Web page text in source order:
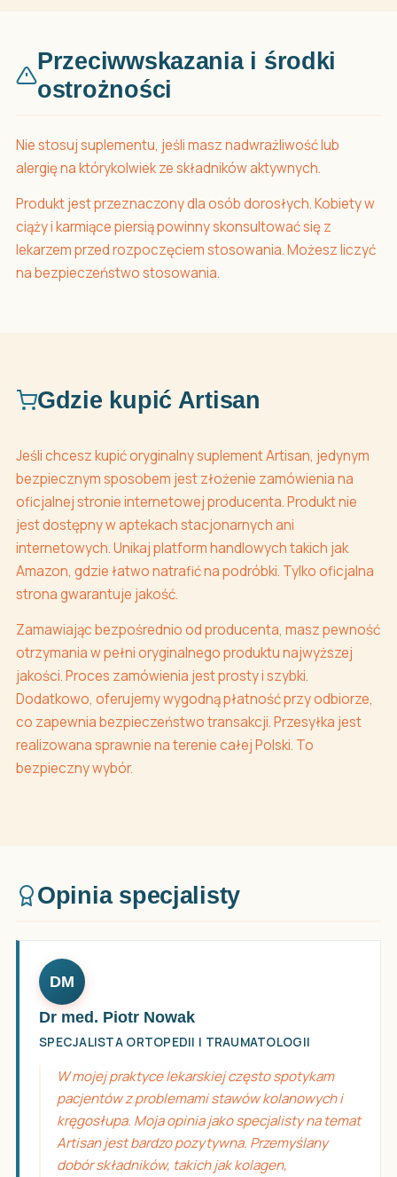
Przeciwwskazania i środki
ostrożności
Nie stosuj suplementu, jeśli masz nadwrażliwość lub
alergię na którykolwiek ze składników aktywnych.
Produkt jest przeznaczony dla osób dorosłych. Kobiety w
ciąży i karmiące piersią powinny skonsultować się z
lekarzem przed rozpoczęciem stosowania. Możesz liczyć
na bezpieczeństwo stosowania.
Gdzie kupić Artisan
Jeśli chcesz kupić oryginalny suplement Artisan, jedynym
bezpiecznym sposobem jest złożenie zamówienia na
oficjalnej stronie internetowej producenta. Produkt nie
jest dostępny w aptekach stacjonarnych ani
internetowych. Unikaj platform handlowych takich jak
Amazon, gdzie łatwo natrafić na podróbki. Tylko oficjalna
strona gwarantuje jakość.
Zamawiając bezpośrednio od producenta, masz pewność
otrzymania w pełni oryginalnego produktu najwyższej
jakości. Proces zamówienia jest prosty i szybki.
Dodatkowo, oferujemy wygodną płatność przy odbiorze,
co zapewnia bezpieczeństwo transakcji. Przesyłka jest
realizowana sprawnie na terenie całej Polski. To
bezpieczny wybór.
Opinia specjalisty
DM
Dr med. Piotr Nowak
SPECJALISTA ORTOPEDII I TRAUMATOLOGII
W mojej praktyce lekarskiej często spotykam
pacjentów z problemami stawów kolanowych i
kręgosłupa. Moja opinia jako specjalisty na temat
Artisan jest bardzo pozytywna. Przemyślany
dobór składników, takich jak kolagen,